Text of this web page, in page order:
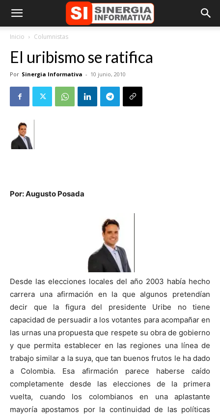
Inicio Columnistas
El uribismo se ratifica
Por Sinergia Informativa - 10 junio, 2010
Por: Augusto Posada
Desde las elecciones locales del año 2003 había hecho
carrera una afirmación en la que algunos pretendían
decir que la figura del presidente Uribe no tiene
capacidad de persuadir a los votantes para acompañar en
las urnas una propuesta que respete su obra de gobierno
y que permita establecer en las regiones una línea de
trabajo similar a la suya, que tan buenos frutos le ha dado
a Colombia. Esa afirmación parece haberse caído
completamente desde las elecciones de la primera
vuelta, cuando los colombianos en una aplastante
mayoría apostamos por la continuidad de las políticas